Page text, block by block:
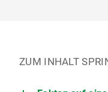
ZUM INHALT